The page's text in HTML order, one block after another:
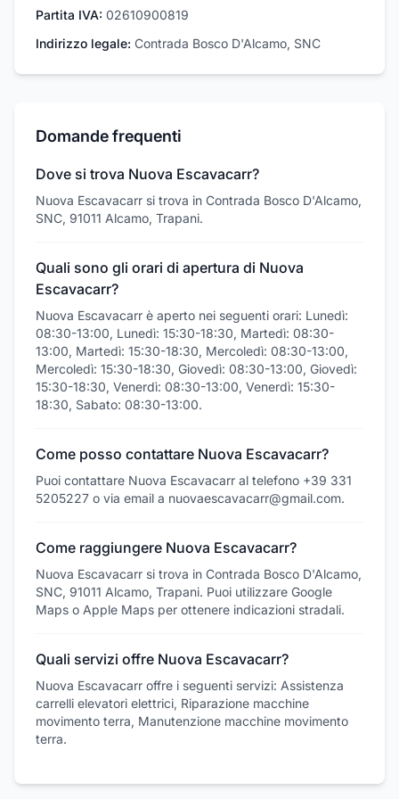
Partita IVA: 02610900819
Indirizzo legale: Contrada Bosco D'Alcamo, SNC
Domande frequenti
Dove si trova Nuova Escavacarr?
Nuova Escavacarr si trova in Contrada Bosco D'Alcamo,
SNC, 91011 Alcamo, Trapani.
Quali sono gli orari di apertura di Nuova
Escavacarr?
Nuova Escavacarr è aperto nei seguenti orari: Lunedì:
08:30-13:00, Lunedì: 15:30-18:30, Martedì: 08:30-
13:00, Martedì: 15:30-18:30, Mercoledì: 08:30-13:00,
Mercoledì: 15:30-18:30, Giovedì: 08:30-13:00, Giovedì:
15:30-18:30, Venerdì: 08:30-13:00, Venerdì: 15:30-
18:30, Sabato: 08:30-13:00.
Come posso contattare Nuova Escavacarr?
Puoi contattare Nuova Escavacarr al telefono +39 331
5205227 o via email a nuovaescavacarr@gmail.com.
Come raggiungere Nuova Escavacarr?
Nuova Escavacarr si trova in Contrada Bosco D'Alcamo,
SNC, 91011 Alcamo, Trapani. Puoi utilizzare Google
Maps o Apple Maps per ottenere indicazioni stradali.
Quali servizi offre Nuova Escavacarr?
Nuova Escavacarr offre i seguenti servizi: Assistenza
carrelli elevatori elettrici, Riparazione macchine
movimento terra, Manutenzione macchine movimento
terra.